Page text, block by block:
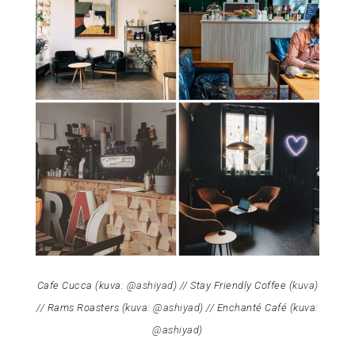
Cafe Cucca (kuva: @ashiyad) // Stay Friendly Coffee (kuva)
// Rams Roasters (kuva:@ashiyad) // Enchanté Café (kuva:
@ashiyad)